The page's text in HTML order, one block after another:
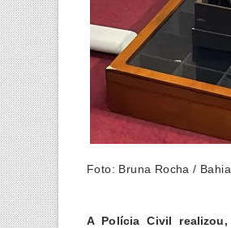
Foto: Bruna Rocha /
A Polícia Civil